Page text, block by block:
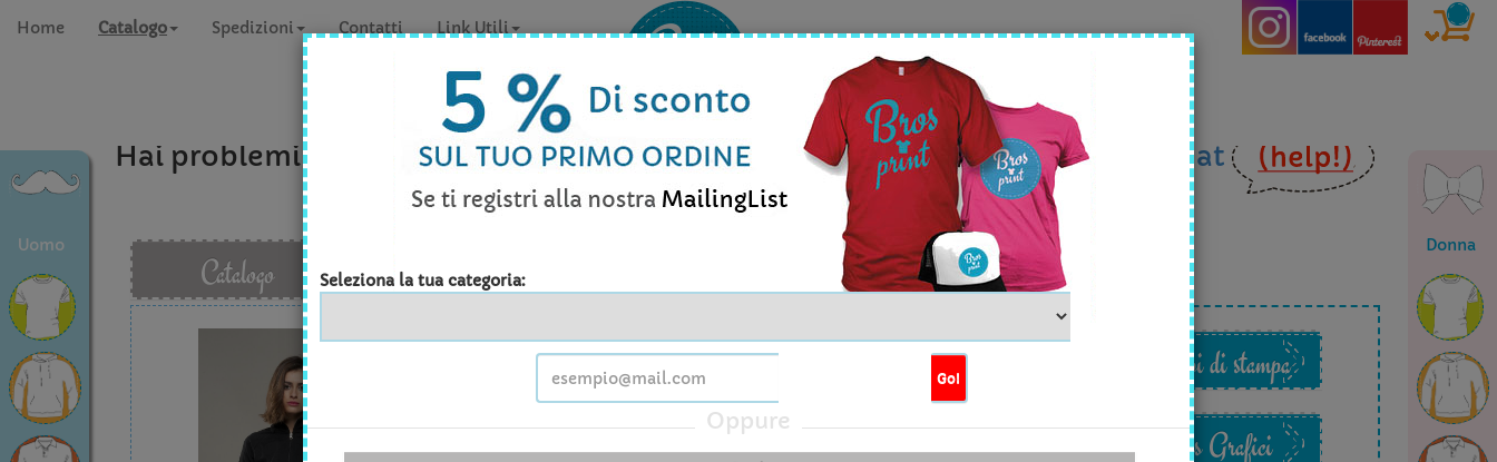
Home Catalogo Spedizioni Contatti Link Utili
Uomo Donna
Hai problemi a concludere la personalizzazione? Contattaci viaemail chat
Catalogo Info prodotto
VESTI - Jacket Donna in Felpa French Terry
Quantita' minima 1Pezzo
Esempi di stampa
Files Grafici
Seleziona la tua categoria:
Go!
Oppure